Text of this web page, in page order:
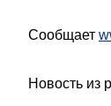
Сообщает
Новость из